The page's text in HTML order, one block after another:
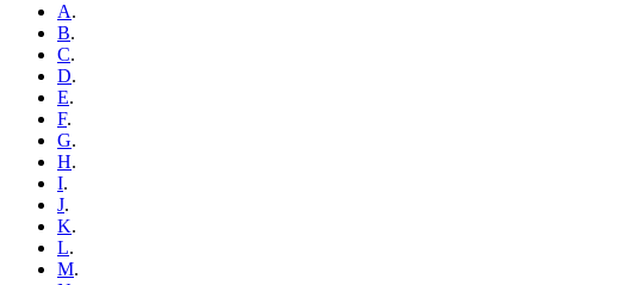
A.
B.
C.
D.
E.
F.
G.
H.
I.
J.
K.
L.
M.